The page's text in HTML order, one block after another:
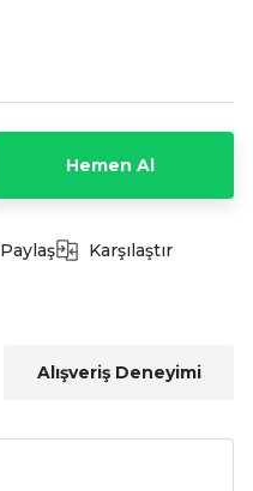
Hemen Al
Paylaş Karşılaştır
Alışveriş Deneyimi